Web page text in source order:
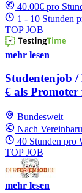
40.00€ pro
1 - 10 Stunden
TOP JOB
mehr lesen
Studentenjob /
€ als
Bundesweit
Nach
40 Stunden pro
TOP JOB
mehr lesen